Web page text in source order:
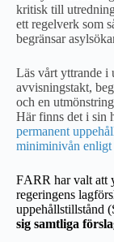
kritisk till
ett regelverk som
begränsar
Läs vårt yttrande i
avvisningstakt,
och en
Här finns det i sin
permanent
miniminivån enligt
FARR har valt att
regeringens
uppehållstillstånd
sig samtliga